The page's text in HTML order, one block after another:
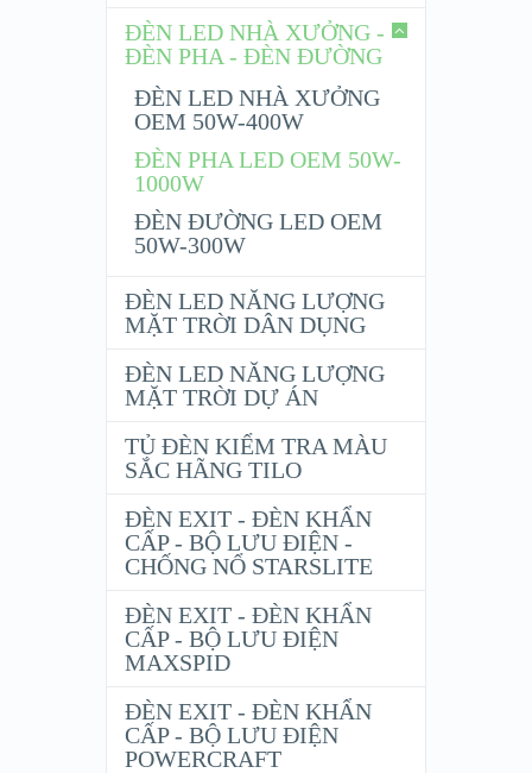
ĐÈN LED NHÀ XƯỞNG -
ĐÈN PHA - ĐÈN ĐƯỜNG
ĐÈN LED NHÀ XƯỞNG
OEM 50W-400W
ĐÈN PHA LED OEM 50W-
1000W
ĐÈN ĐƯỜNG LED OEM
50W-300W
ĐÈN LED NĂNG LƯỢNG
MẶT TRỜI DÂN DỤNG
ĐÈN LED NĂNG LƯỢNG
MẶT TRỜI DỰ ÁN
TỦ ĐÈN KIỂM TRA MÀU
SẮC HÃNG TILO
ĐÈN EXIT - ĐÈN KHẨN
CẤP - BỘ LƯU ĐIỆN -
CHỐNG NỔ STARSLITE
ĐÈN EXIT - ĐÈN KHẨN
CẤP - BỘ LƯU ĐIỆN
MAXSPID
ĐÈN EXIT - ĐÈN KHẨN
CẤP - BỘ LƯU ĐIỆN
POWERCRAFT